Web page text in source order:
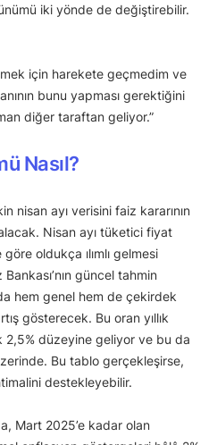
iki yönde de değiştirebilir.
için harekete geçmedim ve
bunu yapması gerektiğini
diğer taraftan geliyor.”
Nasıl?
nisan ayı verisini faiz kararının
Nisan ayı tüketici fiyat
oldukça ılımlı gelmesi
güncel tahmin
hem genel hem de çekirdek
gösterecek. Bu oran yıllık
2,5% düzeyine geliyor ve bu da
Bu tablo gerçekleşirse,
destekleyebilir.
Mart 2025’e kadar olan